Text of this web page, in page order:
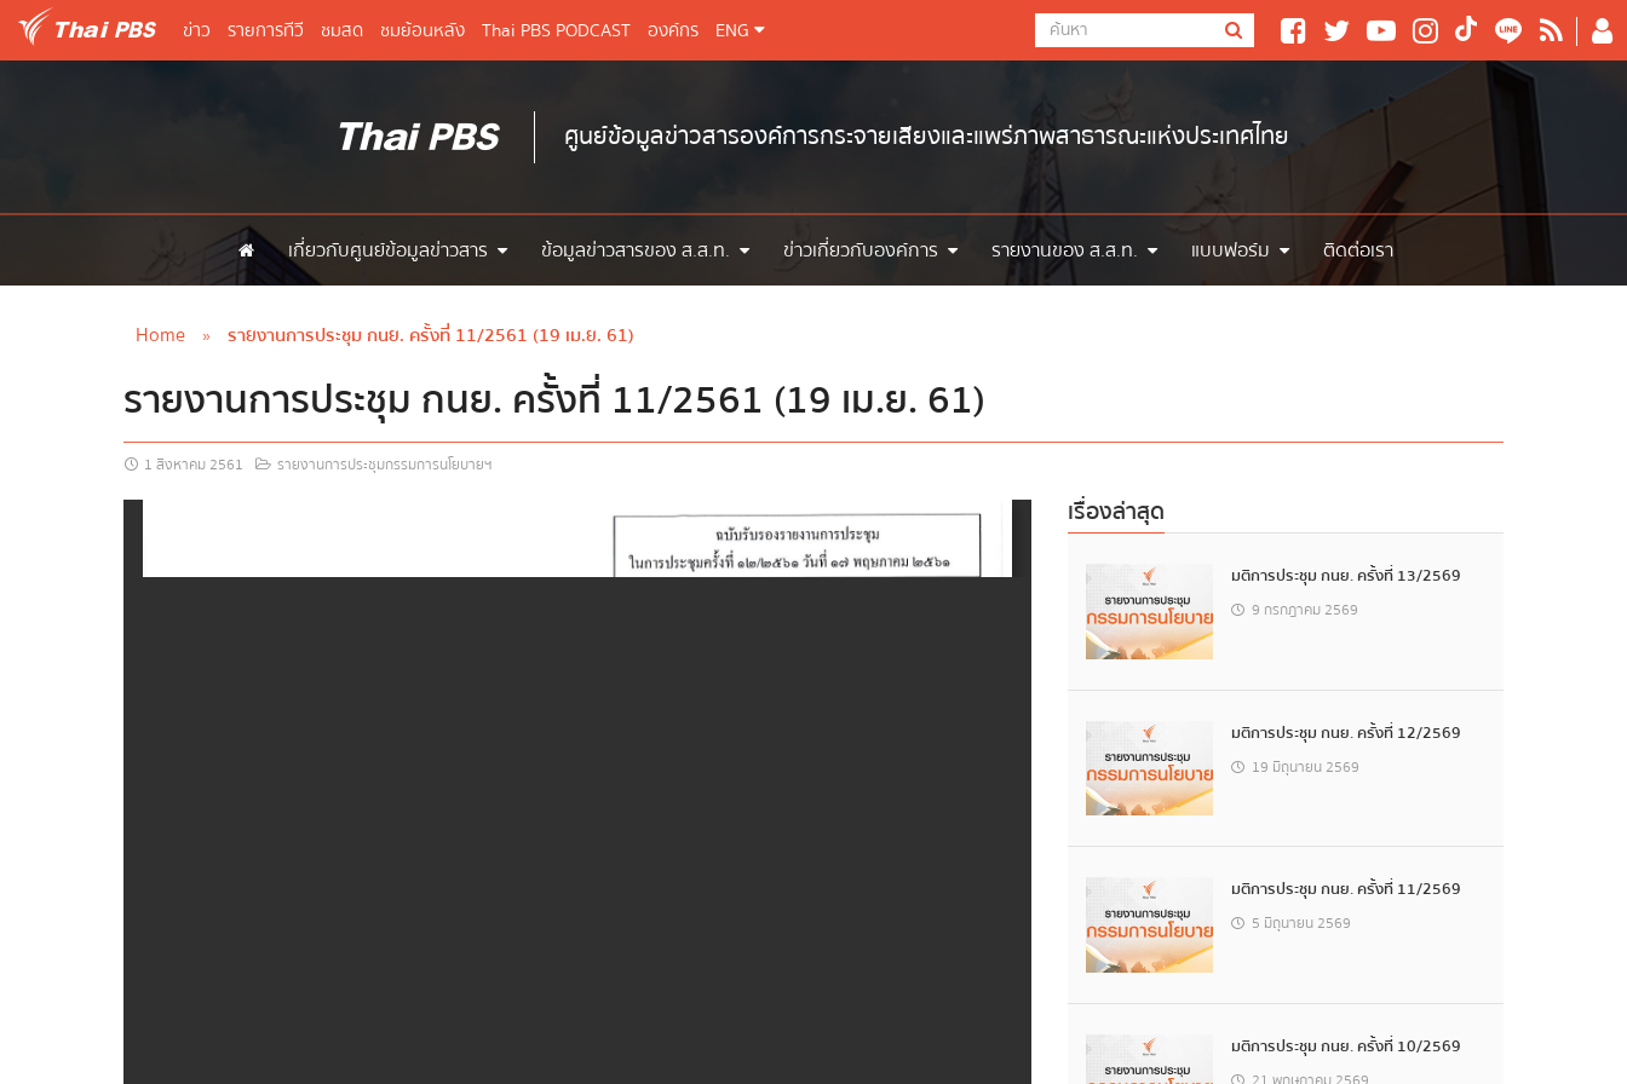
ข่าว รายการทีวี ชมสด ชมย้อนหลัง Thai PBS PODCAST องค์กร ENG
ศูนย์ข้อมูลข่าวสารองค์การกระจายเสียงและแพร่ภาพสาธารณะแห่งประเทศไทย
เกี่ยวกับศูนย์ข้อมูลข่าวสาร ข้อมูลข่าวสารของ ส.ส.ท. ข่าวเกี่ยวกับองค์การ รายงานของ ส.ส.ท. แบบฟอร์ม ติดต่อเรา
Home » รายงานการประชุม กนย. ครั้งที่ 11/2561 (19 เม.ย. 61)
รายงานการประชุม กนย. ครั้งที่ 11/2561 (19 เม.ย. 61)
1 สิงหาคม 2561 รายงานการประชุมกรรมการนโยบายฯ
เรื่องล่าสุด
มติการประชุม กนย. ครั้งที่ 13/2569
9 กรกฎาคม 2569
มติการประชุม กนย. ครั้งที่ 12/2569
19 มิถุนายน 2569
มติการประชุม กนย. ครั้งที่ 11/2569
5 มิถุนายน 2569
มติการประชุม กนย. ครั้งที่ 10/2569